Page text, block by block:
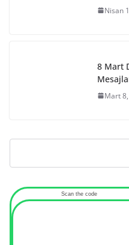
Nisan
8 Mart
Mart
Scan the code